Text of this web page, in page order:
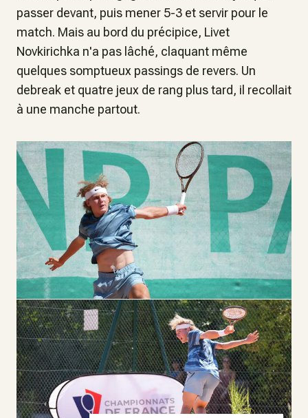
passer devant, puis mener 5-3 et servir pour le
match. Mais au bord du précipice, Livet
Novkirichka n'a pas lâché, claquant même
quelques somptueux passings de revers. Un
debreak et quatre jeux de rang plus tard, il recollait
à une manche partout.